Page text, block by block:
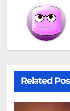
Related